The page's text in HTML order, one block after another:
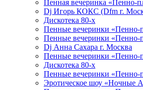
Пенная вечеринка «Пенно-
Dj Игорь КОКС (Dfm г.
Дискотека 80-х
Пенные вечеринки «Пенно-
Пенные вечеринки «Пенно-
Dj Анна Сахара г. Москва
Пенные вечеринки «Пенно-
Дискотека 80-х
Пенные вечеринки «Пенно-
Эротическое шоу «Ночные